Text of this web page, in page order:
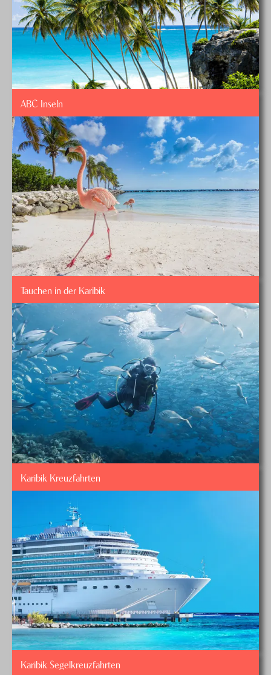
ABC Inseln
Tauchen in der Karibik
Karibik Kreuzfahrten
Karibik Segelkreuzfahrten